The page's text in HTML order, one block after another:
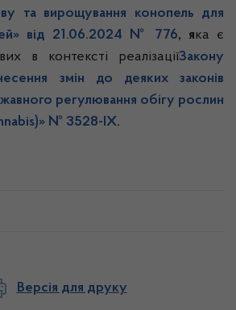
та вирощування конопель для
від 21.06.2024 № 776, яка є
в контексті реалізаціїЗакону
змін до деяких законів
регулювання обігу рослин
№ 3528-ІХ.
Версія для друку